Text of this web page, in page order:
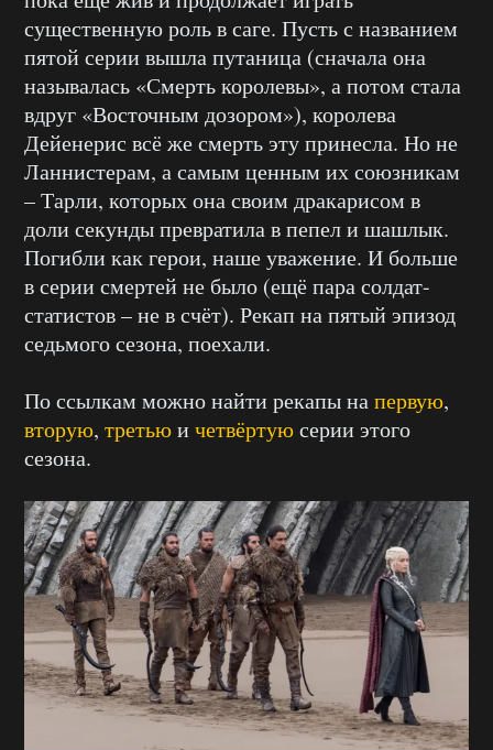
существенную роль в саге. Пусть с названием
пятой серии вышла путаница (сначала она
называлась «Смерть королевы», а потом стала
вдруг «Восточным дозором»), королева
Дейенерис всё же смерть эту принесла. Но не
Ланнистерам, а самым ценным их союзникам
– Тарли, которых она своим дракарисом в
доли секунды превратила в пепел и шашлык.
Погибли как герои, наше уважение. И больше
в серии смертей не было (ещё пара солдат-
статистов – не в счёт). Рекап на пятый эпизод
седьмого сезона, поехали.
По ссылкам можно найти рекапы напервую,
вторую, третьюи четвёртуюсерии этого
сезона.